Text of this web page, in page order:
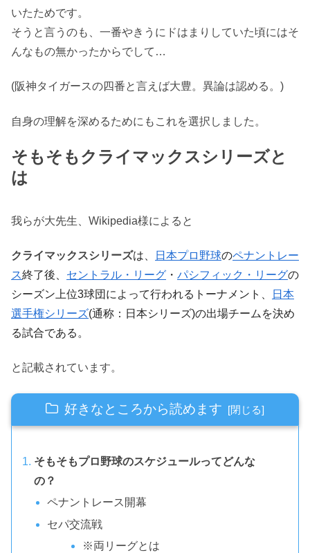
いたためです。
そうと言うのも、一番やきうにドはまりしていた頃にはそ
んなもの無かったからでして…
(阪神タイガースの四番と言えば大豊。異論は認める。)
自身の理解を深めるためにもこれを選択しました。
そもそもクライマックスシリーズと
は
我らが大先生、Wikipedia様によると
クライマックスシリーズは、 日本プロ野球のペナントレー
ス終了後、 セントラル・リーグ ・ パシフィック・リーグの
シーズン上位3球団によって行われるトーナメント、
日本
選手権シリーズ(通称：日本シリーズ)の出場チームを決め
る試合である。
と記載されています。
好きなところから読めます
そもそもプロ野球のスケジュールってどんな
の？
ペナントレース開幕
セパ交流戦
※両リーグとは